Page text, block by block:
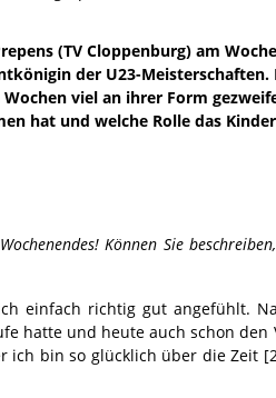
(TV Cloppenburg) am
der U23-
viel an ihrer Form
hat und welche Rolle das
Können Sie
einfach richtig gut angefühlt.
hatte und heute auch schon den
bin so glücklich über die Zeit